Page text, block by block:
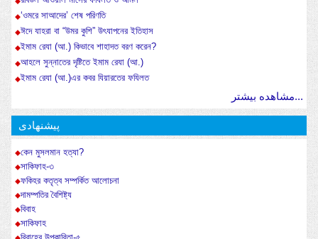
‘ওমরে সাআদের’ শেষ পরিণতি
ঈদে যাহরা বা “উমর কুশি” উৎযাপনের ইতিহাস
ইমাম রেযা (আ.) কিভাবে শাহাদত বরণ করেন?
আহলে সুন্নাতের দৃষ্টিতে ইমাম রেযা (আ.)
ইমাম রেযা (আ.)এর কবর যিয়ারতের ফযিলত
مشاهده بیشتر...
پیشنهادی
কেন মুসলমান হত্যা?
সাকিফাহ-৩
ফকিহর কতৃত্ব সম্পর্কিত আলোচনা
দামম্পতির বৈশিষ্ট্য
বিবাহ
সাকিফাহ